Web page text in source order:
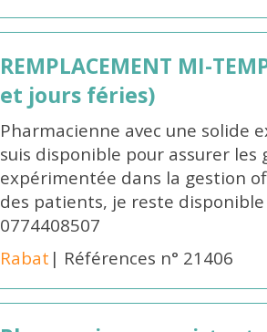
REMPLACEMENT MI-
et jours féries)
Pharmacienne avec une solide
suis disponible pour assurer les
expérimentée dans la gestion
des patients, je reste
0774408507
Rabat | Références n° 21406